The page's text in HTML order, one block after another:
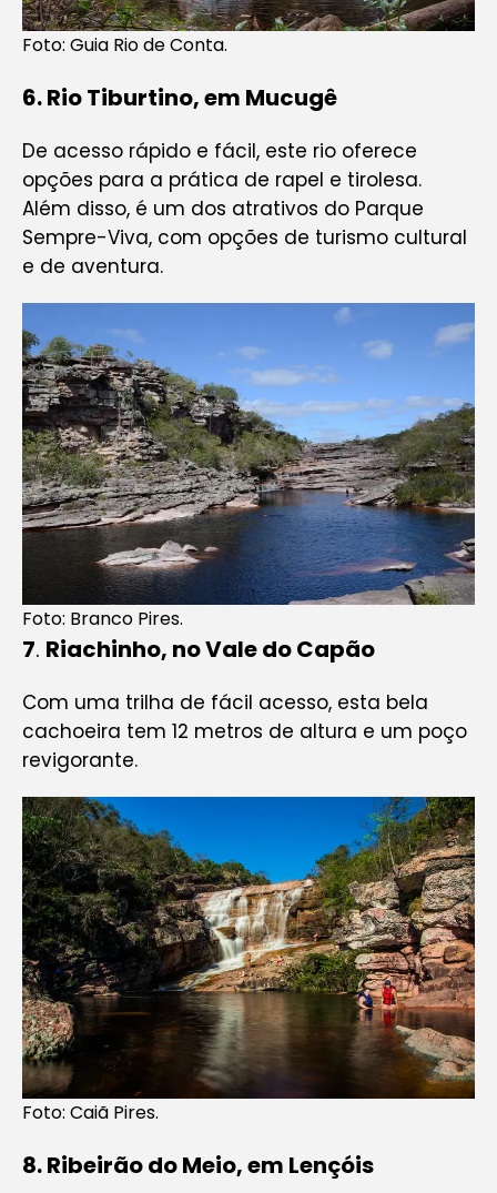
Foto: Guia Rio de Conta.
6.Rio Tiburtino, em Mucugê
De acesso rápido e fácil, este rio oferece
opções para a prática de rapel e tirolesa.
Além disso, é um dos atrativos do Parque
Sempre-Viva, com opções de turismo cultural
e de aventura.
Foto: Branco Pires.
7. Riachinho, no Vale do Capão
Com uma trilha de fácil acesso, esta bela
cachoeira tem 12 metros de altura e um poço
revigorante.
Foto: Caiã Pires.
8.Ribeirão do Meio, em Lençóis